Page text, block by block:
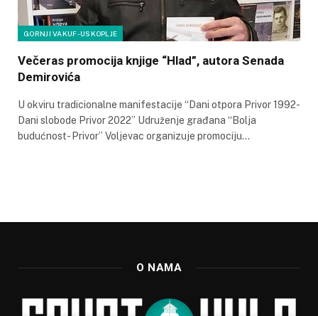
GORNJI VAKUF-USKOPLJE
Večeras promocija knjige “Hlad”, autora Senada
Demirovića
U okviru tradicionalne manifestacije “Dani otpora Privor 1992-
Dani slobode Privor 2022” Udruženje građana “Bolja
budućnost- Privor” Voljevac organizuje promociju…
O NAMA